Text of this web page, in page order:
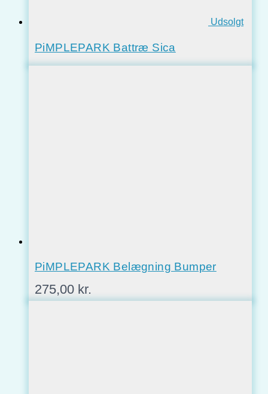
Udsolgt
PiMPLEPARK Battræ Sica
PiMPLEPARK Belægning Bumper
275,00 kr.